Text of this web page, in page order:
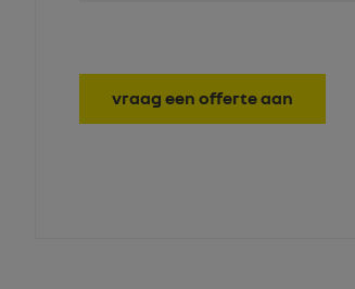
vraag een offerte aan